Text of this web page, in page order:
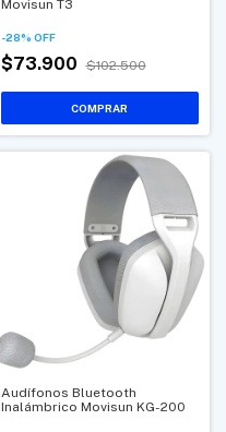
Movisun T3
-28% OFF
$73.900 $102.500
Audífonos Bluetooth
Inalámbrico Movisun KG-200